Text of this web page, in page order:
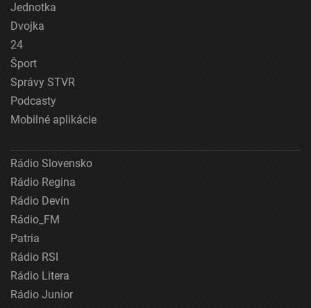
Jednotka
Dvojka
24
Šport
Správy STVR
Podcasty
Mobilné aplikácie
Rádio Slovensko
Rádio Regina
Rádio Devín
Rádio_FM
Patria
Rádio RSI
Rádio Litera
Rádio Junior